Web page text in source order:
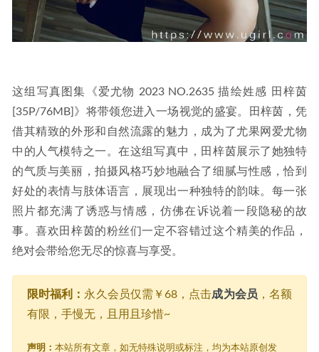
这组写真图集《爱尤物 2023 NO.2635 描绘姓感 田梓茵
[35P/76MB]》将带领您进入一场视觉的盛宴。田梓茵，凭
借其精致的外形和自然流露的魅力，成为了尤果网爱尤物
中的人气模特之一。在这组写真中，田梓茵展示了她独特
的气质与美丽，拍摄风格巧妙地融合了细腻与性感，恰到
好处的表情与肢体语言，展现出一种独特的韵味。每一张
照片都充满了诱惑与情感，仿佛在诉说着一段隐秘的故
事。喜欢田梓茵的粉丝们一定不容错过这个精美的作品，
绝对会带给您无尽的惊喜与享受。
限时福利： 永久会员仅需￥68，点击成为会员 ，名额
有限，手慢无，且用且珍惜~
声明： 本站所有文章，如无特殊说明或标注，均为本站原创发